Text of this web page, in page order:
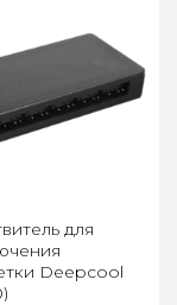
для
Deepcool